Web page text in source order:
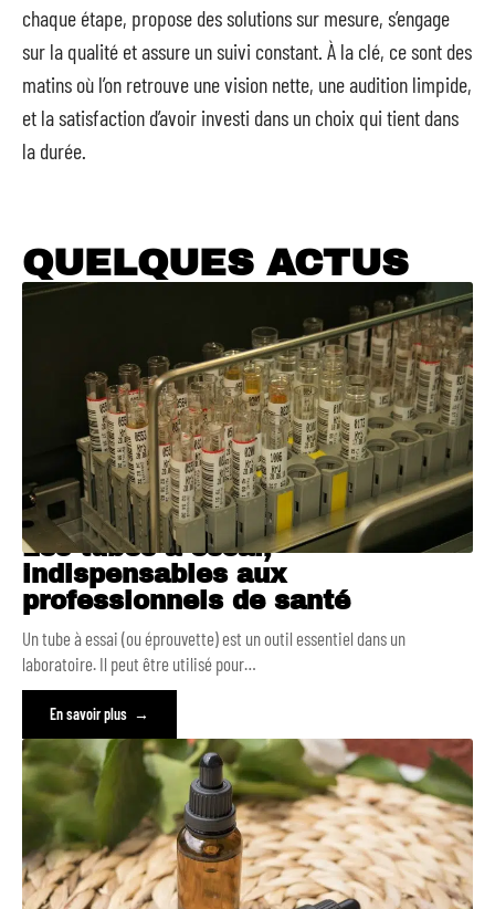
chaque étape, propose des solutions sur mesure, s’engage
sur la qualité et assure un suivi constant. À la clé, ce sont des
matins où l’on retrouve une vision nette, une audition limpide,
et la satisfaction d’avoir investi dans un choix qui tient dans
la durée.
QUELQUES ACTUS
Les tubes à essai,
indispensables aux
professionnels de santé
Un tube à essai (ou éprouvette) est un outil essentiel dans un
laboratoire. Il peut être utilisé pour…
En savoir plus